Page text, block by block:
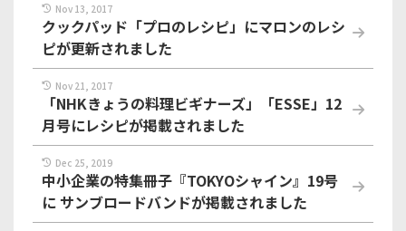
Nov 13, 2017
クックパッド「プロのレシピ」にマロンのレシ
ピが更新されました
Nov 21, 2017
「NHKきょうの料理ビギナーズ」「ESSE」12
月号にレシピが掲載されました
Dec 25, 2019
中小企業の特集冊子『TOKYOシャイン』19号
に サンブロードバンドが掲載されました